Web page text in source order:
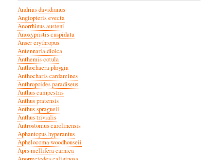
Andrias davidianus
Angiopteris evecta
Anorrhinus austeni
Anoxypristis cuspidata
Anser erythropus
Antennaria dioica
Anthemis cotula
Anthochaera phrygia
Anthocharis cardamines
Anthropoides paradiseus
Anthus campestris
Anthus pratensis
Anthus spragueii
Anthus trivialis
Antrostomus carolinensis
Aphantopus hyperantus
Aphelocoma woodhouseii
Apis mellifera carnica